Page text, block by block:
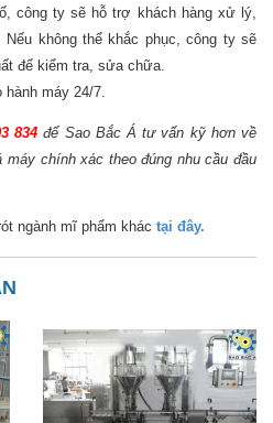
công ty sẽ hỗ trợ khách hàng xử lý,
không thể khắc phục, công ty sẽ
để kiểm tra, sửa chữa.
hành máy 24/7.
834 để Sao Bắc Á tư vấn kỹ hơn về
máy chính xác theo đúng nhu cầu đầu
ngành mĩ phẩm khác tại đây.